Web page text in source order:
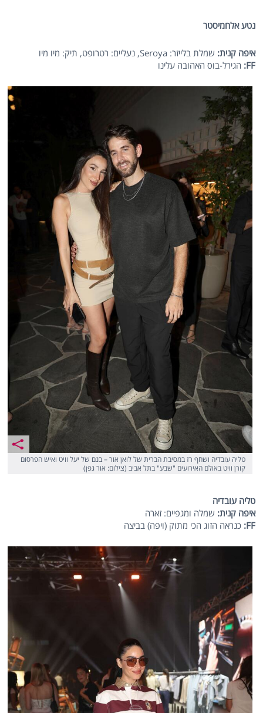
נטע אלחמיסטר
איפה קנית: שמלת בלייזר: Seroya, נעליים: רטרופט, תיק: מיו מיו
FF
: הגירל-בוס האהובה עלינו
טליה עובדיה ושחף רז במסיבת הברית של לואן אור – בנם של יעל וויט ואיש הפרסום
קורן וויט באולם האירועים "שבע" בתל אביב (צילום: אור גפן)
טליה עובדיה
איפה קנית: שמלה ומגפיים: זארה
FF: כנראה הזוג הכי מתוק (ויפה) בביצה